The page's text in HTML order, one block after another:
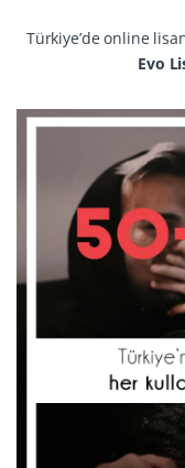
Türkiye’de online
Evo